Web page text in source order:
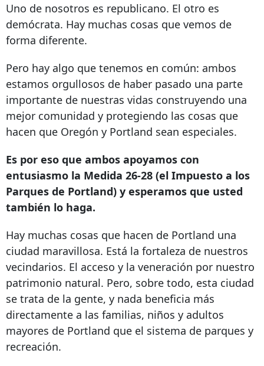
Uno de nosotros es republicano. El otro es
demócrata. Hay muchas cosas que vemos de
forma diferente.
Pero hay algo que tenemos en común: ambos
estamos orgullosos de haber pasado una parte
importante de nuestras vidas construyendo una
mejor comunidad y protegiendo las cosas que
hacen que Oregón y Portland sean especiales.
Es por eso que ambos apoyamos con
entusiasmo la Medida 26-28 (el Impuesto a los
Parques de Portland) y esperamos que usted
también lo haga.
Hay muchas cosas que hacen de Portland una
ciudad maravillosa. Está la fortaleza de nuestros
vecindarios. El acceso y la veneración por nuestro
patrimonio natural. Pero, sobre todo, esta ciudad
se trata de la gente, y nada beneficia más
directamente a las familias, niños y adultos
mayores de Portland que el sistema de parques y
recreación.